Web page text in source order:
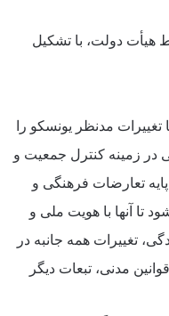
سند در ۲۵ شهریور ۹۵ توسط هیأت دولت، با تشکیل
مدنظر یونسکو را
زمینه کنترل جمعیت و
تعارضات فرهنگی و
تا آنها با هویت ملی و
تغییرات همه جانبه در
مدنی، تبعات دیگر